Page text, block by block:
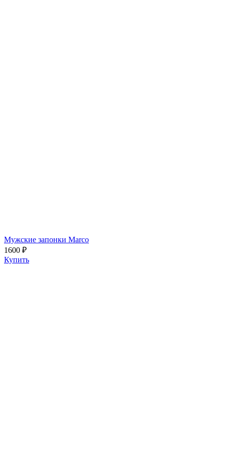
Мужские запонки Marco
1600 ₽
Купить